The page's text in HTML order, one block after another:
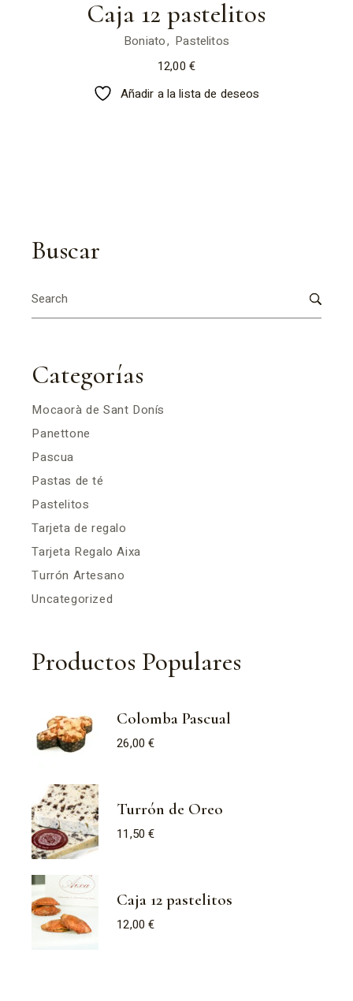
Caja 12 pastelitos
Boniato
Pastelitos
12,00 €
Añadir a la lista de deseos
Buscar
for:
Categorías
Mocaorà de Sant Donís
Panettone
Pascua
Pastas de té
Pastelitos
Tarjeta de regalo
Tarjeta Regalo Aixa
Turrón Artesano
Uncategorized
Productos Populares
Colomba Pascual
26,00€
Turrón de Oreo
11,50€
Caja 12 pastelitos
12,00€